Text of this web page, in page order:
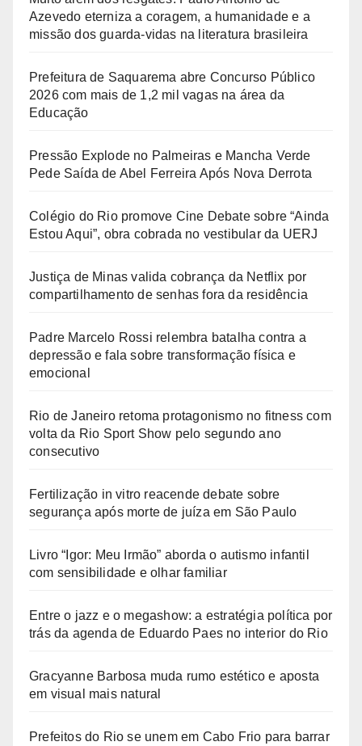
Azevedo eterniza a coragem, a humanidade e a
missão dos guarda-vidas na literatura brasileira
Prefeitura de Saquarema abre Concurso Público
2026 com mais de 1,2 mil vagas na área da
Educação
Pressão Explode no Palmeiras e Mancha Verde
Pede Saída de Abel Ferreira Após Nova Derrota
Colégio do Rio promove Cine Debate sobre “Ainda
Estou Aqui”, obra cobrada no vestibular da UERJ
Justiça de Minas valida cobrança da Netflix por
compartilhamento de senhas fora da residência
Padre Marcelo Rossi relembra batalha contra a
depressão e fala sobre transformação física e
emocional
Rio de Janeiro retoma protagonismo no fitness com
volta da Rio Sport Show pelo segundo ano
consecutivo
Fertilização in vitro reacende debate sobre
segurança após morte de juíza em São Paulo
Livro “Igor: Meu Irmão” aborda o autismo infantil
com sensibilidade e olhar familiar
Entre o jazz e o megashow: a estratégia política por
trás da agenda de Eduardo Paes no interior do Rio
Gracyanne Barbosa muda rumo estético e aposta
em visual mais natural
Prefeitos do Rio se unem em Cabo Frio para barrar